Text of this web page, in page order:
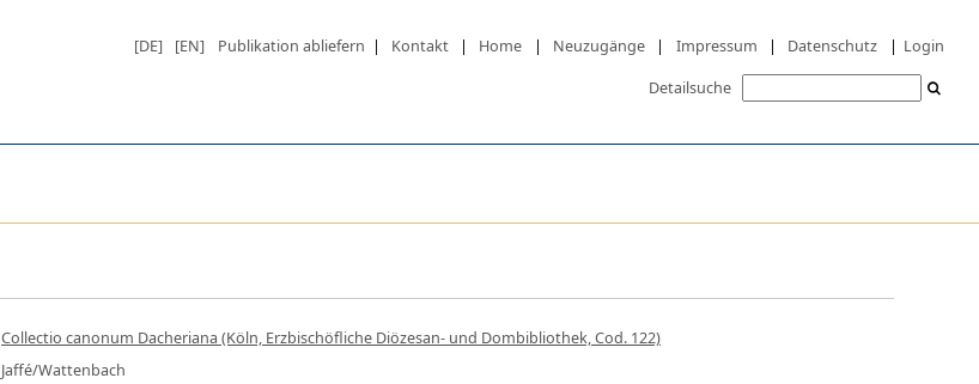
[DE] [EN] Publikation abliefern | Kontakt | Home | Neuzugänge | Impressum | Datenschutz | Login
Detailsuche
Collectio canonum Dacheriana (Köln, Erzbischöfliche Diözesan- und Dombibliothek, Cod. 122)
Jaffé/Wattenbach